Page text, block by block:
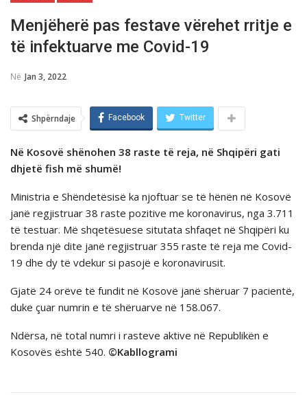
Menjëherë pas festave vërehet rritje e
të infektuarve me Covid-19
Në Jan 3, 2022
Shpërndaje Facebook Twitter
Në Kosovë shënohen 38 raste të reja, në Shqipëri gati
dhjetë fish më shumë!
Ministria e Shëndetësisë ka njoftuar se të hënën në Kosovë
janë regjistruar 38 raste pozitive me koronavirus, nga 3.711
të testuar. Më shqetësuese situtata shfaqet në Shqipëri ku
brenda një dite janë regjistruar 355 raste të reja me Covid-
19 dhe dy të vdekur si pasojë e koronavirusit.
Gjatë 24 orëve të fundit në Kosovë janë shëruar 7 pacientë,
duke çuar numrin e të shëruarve në 158.067.
Ndërsa, në total numri i rasteve aktive në Republikën e
Kosovës është 540. ©Kabllogrami